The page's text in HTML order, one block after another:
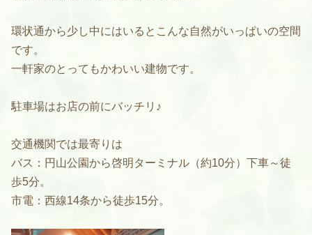
環状通から少し中にはいるとこんな自然がいっぱいの空間
です。
一軒家のとってもかわいい建物です。
駐車場はお店の前にバッチリ♪
交通機関では最寄りは
バス：円山公園から啓明ターミナル（約10分）下車～徒
歩5分。
市電：西線14条から徒歩15分。